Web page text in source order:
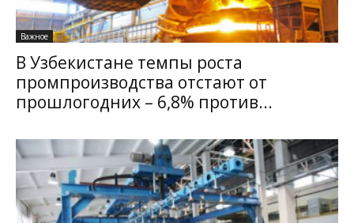
Важное
В Узбекистане темпы роста
промпроизводства отстают от
прошлогодних – 6,8% против...